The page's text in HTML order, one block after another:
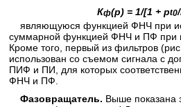
Кф(р) = 1/[1 + pt0
являющуюся функцией ФНЧ при
суммарной функцией ФНЧ и ПФ при
Кроме того, первый из фильтров
использован со съемом сигнала с
ПИФ и ПИ, для которых
ФНЧ и ПФ.
Фазовращатель. Выше показана